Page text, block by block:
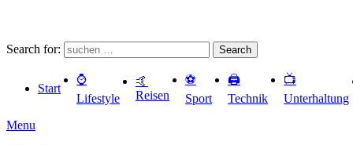
Search for: Search
Start
⌚️
Lifestyle
🤙
Reisen
⚽️
Sport
🖨️
Technik
📺
Unterhaltung
Menu